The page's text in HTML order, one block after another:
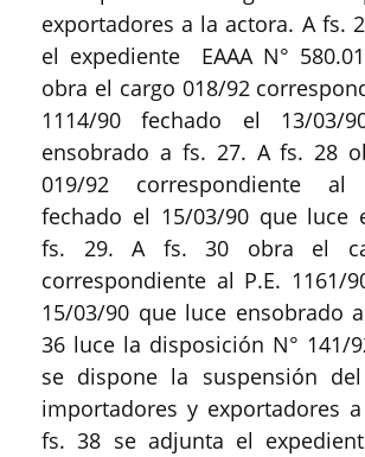
exportadores a la actora. A fs.
el expediente EAAA N°
obra el cargo 018/92
1114/90 fechado el 13/03/
ensobrado a fs. 27. A fs. 28
019/92 correspondiente al
fechado el 15/03/90 que luce
fs. 29. A fs. 30 obra el
correspondiente al P.E. 1161/
15/03/90 que luce ensobrado
36 luce la disposición N° 141/
se dispone la suspensión
importadores y exportadores
fs. 38 se adjunta el